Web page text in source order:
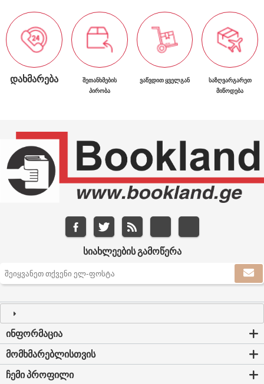
ᲓᲐᲮᲛᲐᲠᲔᲑᲐ
ᲨᲔᲗᲐᲜᲮᲛᲔᲑᲘᲡ
ᲞᲘᲠᲝᲑᲐ
ᲕᲐᲬᲕᲓᲘᲗ ᲧᲕᲔᲚᲒᲐᲜ
ᲡᲐᲖᲦᲕᲐᲠᲒᲐᲠᲔᲗ
ᲛᲘᲬᲝᲓᲔᲑᲐ
ᲡᲘᲐᲮᲚᲔᲔᲑᲘᲡ ᲒᲐᲛᲝᲬᲔᲠᲐ
ᲘᲜᲤᲝᲠᲛᲐᲪᲘᲐ
ᲛᲝᲛᲮᲛᲐᲠᲔᲑᲚᲘᲡᲗᲕᲘᲡ
ᲩᲔᲛᲘ ᲞᲠᲝᲤᲘᲚᲘ